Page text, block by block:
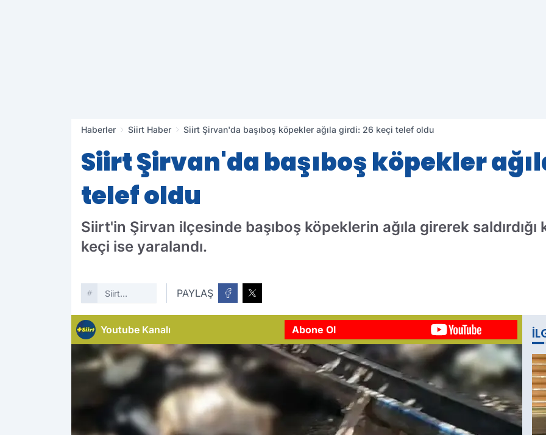
Haberler Siirt Haber Siirt Şirvan'da başıboş köpekler ağıla girdi: 26 keçi telef oldu
Siirt Şirvan'da başıboş köpekler
telef oldu
Siirt'in Şirvan ilçesinde başıboş köpeklerin ağıla girerek
keçi ise yaralandı.
Siirt
PAYLAŞ
Youtube Kanalı Abone Ol